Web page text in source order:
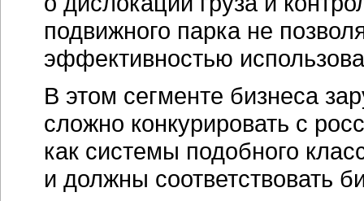
подвижного парка не
эффективностью
В этом сегменте бизнеса
сложно конкурировать с
как системы подобного
и должны соответствовать